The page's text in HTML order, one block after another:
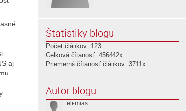
aj
Štatistiky blogu
Počet článkov: 123
Celková čítanosť: 456442x
Priemerná čítanosť článkov: 3711x
Autor blogu
elemias